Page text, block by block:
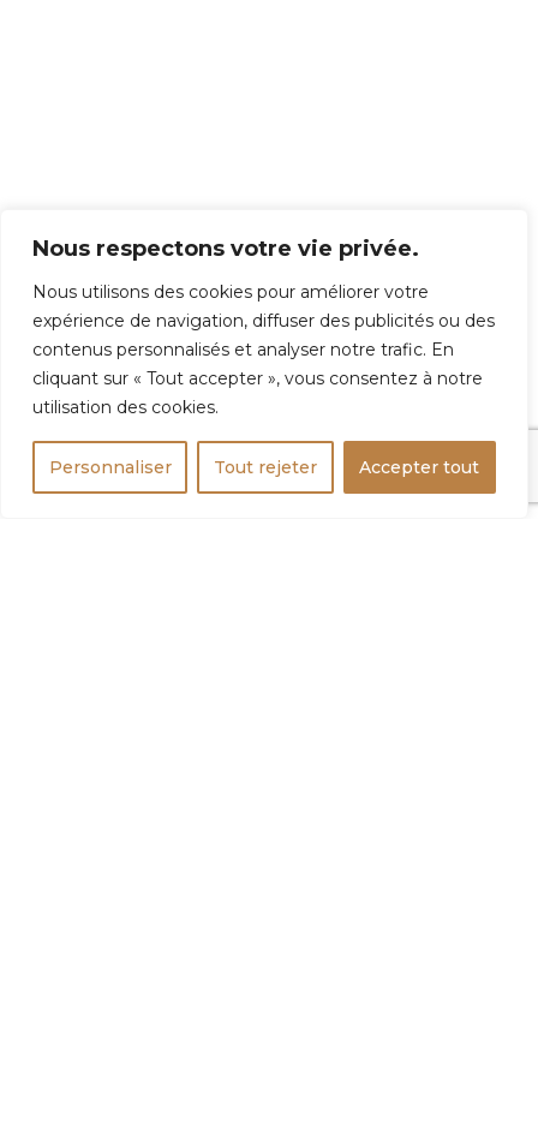
Nous respectons votre vie privée.
Nous utilisons des cookies pour améliorer votre
expérience de navigation, diffuser des publicités ou des
contenus personnalisés et analyser notre trafic. En
cliquant sur « Tout accepter », vous consentez à notre
utilisation des cookies.
Personnaliser Tout rejeter Accepter tout